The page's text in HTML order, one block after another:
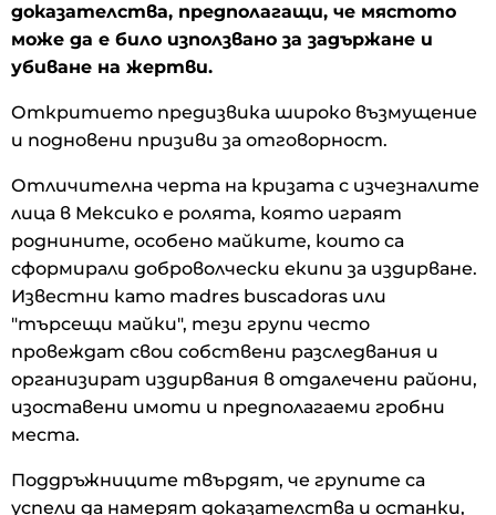
доказателства, предполагащи, че мястото
може да е било използвано за задържане и
убиване на жертви.
Откритието предизвика широко възмущение
и подновени призиви за отговорност.
Отличителна черта на кризата с изчезналите
лица в Мексико е ролята, която играят
роднините, особено майките, които са
сформирали доброволчески екипи за издирване.
Известни като madres buscadoras или
"търсещи майки", тези групи често
провеждат свои собствени разследвания и
организират издирвания в отдалечени райони,
изоставени имоти и предполагаеми гробни
места.
Поддръжниците твърдят, че групите са
успели да намерят доказателства и останки,